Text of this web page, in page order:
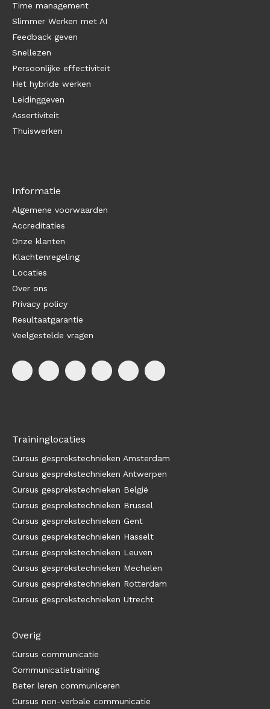
Time management
Slimmer Werken met AI
Feedback geven
Snellezen
Persoonlijke effectiviteit
Het hybride werken
Leidinggeven
Assertiviteit
Thuiswerken
Informatie
Algemene voorwaarden
Accreditaties
Onze klanten
Klachtenregeling
Locaties
Over ons
Privacy policy
Resultaatgarantie
Veelgestelde vragen
Traininglocaties
Cursus gesprekstechnieken Amsterdam
Cursus gesprekstechnieken Antwerpen
Cursus gesprekstechnieken België
Cursus gesprekstechnieken Brussel
Cursus gesprekstechnieken Gent
Cursus gesprekstechnieken Hasselt
Cursus gesprekstechnieken Leuven
Cursus gesprekstechnieken Mechelen
Cursus gesprekstechnieken Rotterdam
Cursus gesprekstechnieken Utrecht
Overig
Cursus communicatie
Communicatietraining
Beter leren communiceren
Cursus non-verbale communicatie